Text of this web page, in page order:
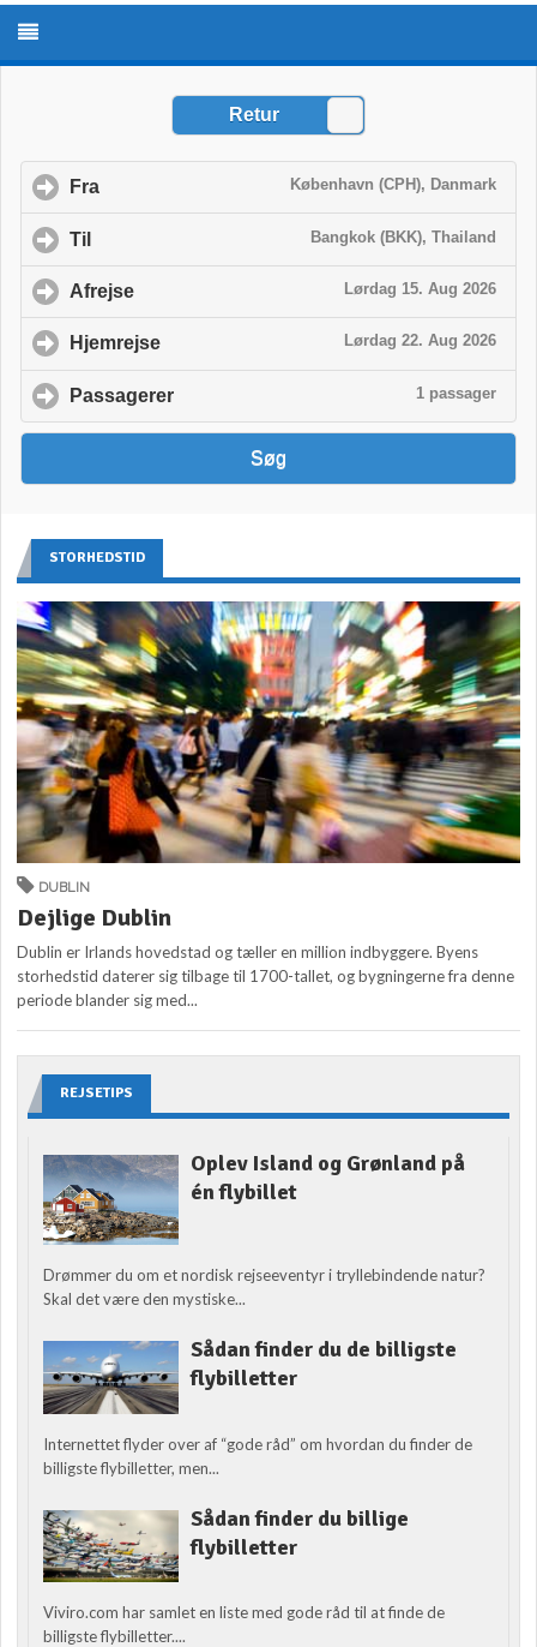
STORHEDSTID
DUBLIN
Dejlige Dublin
Dublin er Irlands hovedstad og tæller en million indbyggere. Byens
storhedstid daterer sig tilbage til 1700-tallet, og bygningerne fra denne
periode blander sig med...
REJSETIPS
Oplev Island og Grønland på
én flybillet
Drømmer du om et nordisk rejseeventyr i tryllebindende natur?
Skal det være den mystiske...
Sådan finder du de billigste
flybilletter
Internettet flyder over af “gode råd” om hvordan du finder de
billigste flybilletter, men...
Sådan finder du billige
flybilletter
Viviro.com har samlet en liste med gode råd til at finde de
billigste flybilletter....